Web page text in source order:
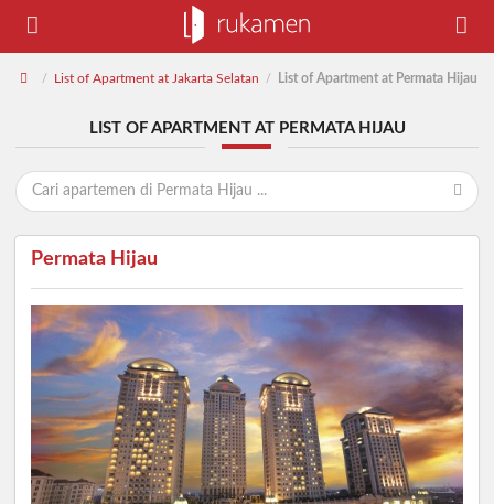
/ List of Apartment at Jakarta Selatan / List of Apartment at Permata Hijau
LIST OF APARTMENT AT PERMATA HIJAU
Permata Hijau